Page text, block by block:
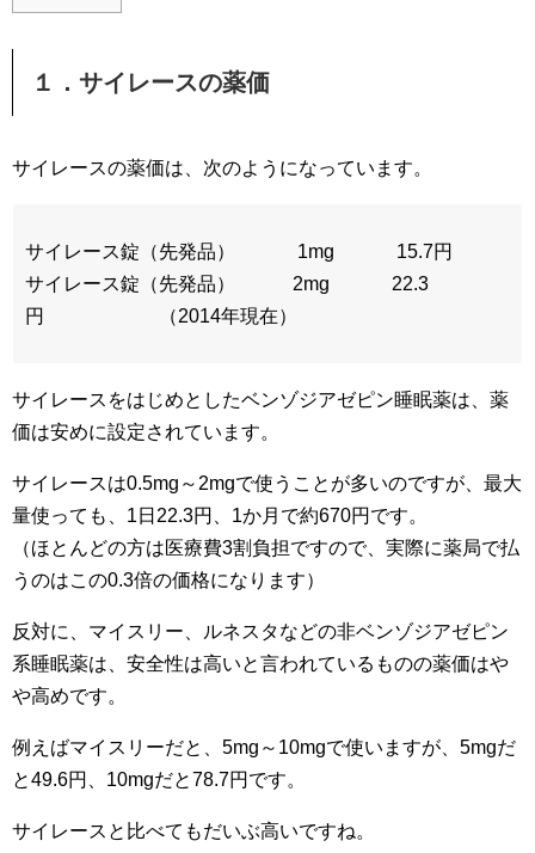
１．サイレースの薬価
サイレースの薬価は、次のようになっています。
サイレース錠（先発品） 1mg 15.7円
サイレース錠（先発品） 2mg 22.3
円 （2014年現在）
サイレースをはじめとしたベンゾジアゼピン睡眠薬は、薬
価は安めに設定されています。
サイレースは0.5mg～2mgで使うことが多いのですが、最大
量使っても、1日22.3円、1か月で約670円です。
（ほとんどの方は医療費3割負担ですので、実際に薬局で払
うのはこの0.3倍の価格になります）
反対に、マイスリー、ルネスタなどの非ベンゾジアゼピン
系睡眠薬は、安全性は高いと言われているものの薬価はや
や高めです。
例えばマイスリーだと、5mg～10mgで使いますが、5mgだ
と49.6円、10mgだと78.7円です。
サイレースと比べてもだいぶ高いですね。